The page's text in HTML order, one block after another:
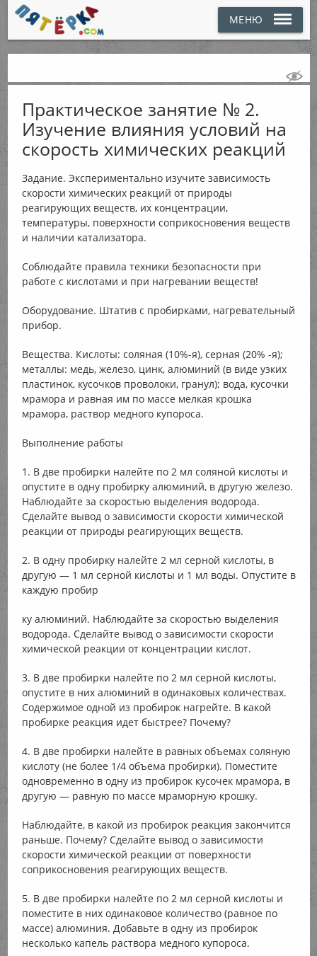
МЕНЮ
Практическое занятие № 2.
Изучение влияния условий на
скорость химических реакций
Задание. Экспериментально изучите зависимость
скорости химических реакций от природы
реагирующих веществ, их концентрации,
температуры, поверхности соприкосновения веществ
и наличии катализатора.
Соблюдайте правила техники безопасности при
работе с кислотами и при нагревании веществ!
Оборудование. Штатив с пробирками, нагревательный
прибор.
Вещества. Кислоты: соляная (10%-я), серная (20% -я);
металлы: медь, железо, цинк, алюминий (в виде узких
пластинок, кусочков проволоки, гранул); вода, кусочки
мрамора и равная им по массе мелкая крошка
мрамора, раствор медного купороса.
Выполнение работы
1. В две пробирки налейте по 2 мл соляной кислоты и
опустите в одну пробирку алюминий, в другую железо.
Наблюдайте за скоростью выделения водорода.
Сделайте вывод о зависимости скорости химической
реакции от природы реагирующих веществ.
2. В одну пробирку налейте 2 мл серной кислоты, в
другую — 1 мл серной кислоты и 1 мл воды. Опустите в
каждую пробир
ку алюминий. Наблюдайте за скоростью выделения
водорода. Сделайте вывод о зависимости скорости
химической реакции от концентрации кислот.
3. В две пробирки налейте по 2 мл серной кислоты,
опустите в них алюминий в одинаковых количествах.
Содержимое одной из пробирок нагрейте. В какой
пробирке реакция идет быстрее? Почему?
4. В две пробирки налейте в равных объемах соляную
кислоту (не более 1/4 объема пробирки). Поместите
одновременно в одну из пробирок кусочек мрамора, в
другую — равную по массе мраморную крошку.
Наблюдайте, в какой из пробирок реакция закончится
раньше. Почему? Сделайте вывод о зависимости
скорости химической реакции от поверхности
соприкосновения реагирующих веществ.
5. В две пробирки налейте по 2 мл серной кислоты и
поместите в них одинаковое количество (равное по
массе) алюминия. Добавьте в одну из пробирок
несколько капель раствора медного купороса.